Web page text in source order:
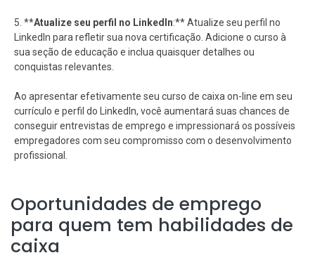
5. **Atualize seu perfil no LinkedIn:** Atualize seu perfil no
LinkedIn para refletir sua nova certificação. Adicione o curso à
sua seção de educação e inclua quaisquer detalhes ou
conquistas relevantes.
Ao apresentar efetivamente seu curso de caixa on-line em seu
currículo e perfil do LinkedIn, você aumentará suas chances de
conseguir entrevistas de emprego e impressionará os possíveis
empregadores com seu compromisso com o desenvolvimento
profissional.
Oportunidades de emprego
para quem tem habilidades de
caixa